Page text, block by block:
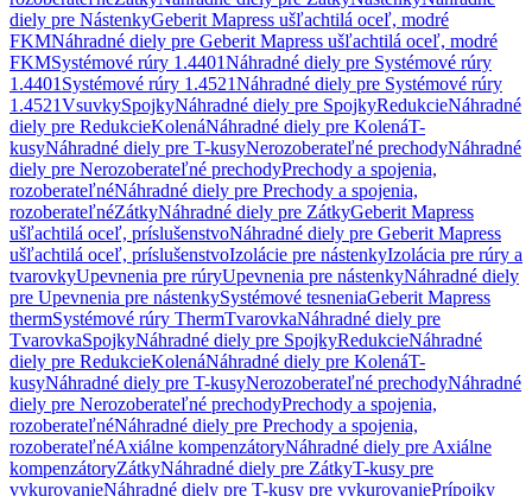
diely pre NástenkyGeberit Mapress ušľachtilá oceľ, modré
FKMNáhradné diely pre Geberit Mapress ušľachtilá oceľ, modré
FKMSystémové rúry 1.4401Náhradné diely pre Systémové rúry
1.4401 Systémové rúry 1.4521Náhradné diely pre Systémové rúry
1.4521VsuvkySpojkyNáhradné diely pre SpojkyRedukcieNáhradné
diely pre RedukcieKolenáNáhradné diely pre KolenáT-
kusyNáhradné diely pre T-kusyNerozoberateľné prechodyNáhradné
diely pre Nerozoberateľné prechodyPrechody a spojenia,
rozoberateľnéNáhradné diely pre Prechody a spojenia,
rozoberateľnéZátkyNáhradné diely pre ZátkyGeberit Mapress
ušľachtilá oceľ, príslušenstvoNáhradné diely pre Geberit Mapress
ušľachtilá oceľ, príslušenstvoIzolácie pre nástenkyIzolácia pre rúry a
tvarovkyUpevnenia pre rúryUpevnenia pre nástenkyNáhradné diely
pre Upevnenia pre nástenkySystémové tesneniaGeberit Mapress
thermSystémové rúry ThermTvarovkaNáhradné diely pre
TvarovkaSpojkyNáhradné diely pre SpojkyRedukcieNáhradné
diely pre RedukcieKolenáNáhradné diely pre KolenáT-
kusyNáhradné diely pre T-kusyNerozoberateľné prechodyNáhradné
diely pre Nerozoberateľné prechodyPrechody a spojenia,
rozoberateľnéNáhradné diely pre Prechody a spojenia,
rozoberateľnéAxiálne kompenzátoryNáhradné diely pre Axiálne
kompenzátoryZátkyNáhradné diely pre ZátkyT-kusy pre
vykurovanieNáhradné diely pre T-kusy pre vykurovaniePrípojky